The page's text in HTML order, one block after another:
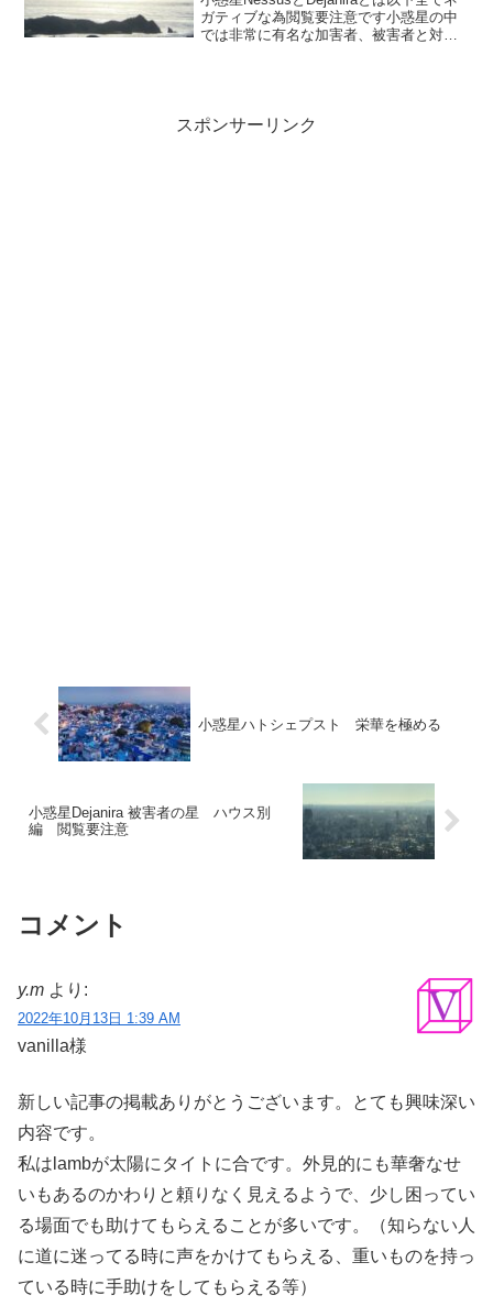
ガティブな為閲覧要注意です小惑星の中
では非常に有名な加害者、被害者と対に
スポンサーリンク
小惑星ハトシェプスト 栄華を極める
小惑星Dejanira 被害者の星 ハウス別
編 閲覧要注意
コメント
y.m より:
2022年10月13日 1:39 AM
vanilla様
新しい記事の掲載ありがとうございます。とても興味深い
内容です。
私はlambが太陽にタイトに合です。外見的にも華奢なせ
いもあるのかわりと頼りなく見えるようで、少し困ってい
る場面でも助けてもらえることが多いです。（知らない人
に道に迷ってる時に声をかけてもらえる、重いものを持っ
ている時に手助けをしてもらえる等）